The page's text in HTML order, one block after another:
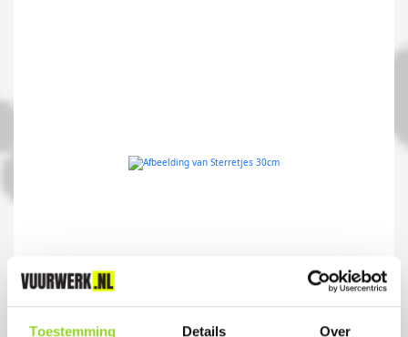
Toestemming Details Over
STERRETJES 30CM